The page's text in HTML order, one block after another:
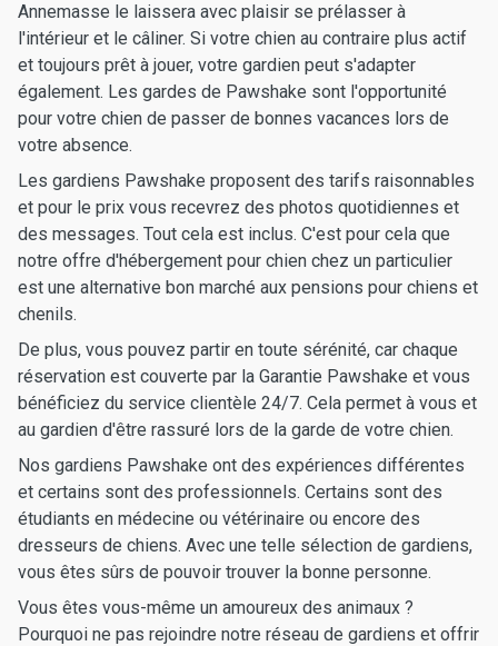
Annemasse le laissera avec plaisir se prélasser à
l'intérieur et le câliner. Si votre chien au contraire plus actif
et toujours prêt à jouer, votre gardien peut s'adapter
également. Les gardes de Pawshake sont l'opportunité
pour votre chien de passer de bonnes vacances lors de
votre absence.
Les gardiens Pawshake proposent des tarifs raisonnables
et pour le prix vous recevrez des photos quotidiennes et
des messages. Tout cela est inclus. C'est pour cela que
notre offre d'hébergement pour chien chez un particulier
est une alternative bon marché aux pensions pour chiens et
chenils.
De plus, vous pouvez partir en toute sérénité, car chaque
réservation est couverte par la Garantie Pawshake et vous
bénéficiez du service clientèle 24/7. Cela permet à vous et
au gardien d'être rassuré lors de la garde de votre chien.
Nos gardiens Pawshake ont des expériences différentes
et certains sont des professionnels. Certains sont des
étudiants en médecine ou vétérinaire ou encore des
dresseurs de chiens. Avec une telle sélection de gardiens,
vous êtes sûrs de pouvoir trouver la bonne personne.
Vous êtes vous-même un amoureux des animaux ?
Pourquoi ne pas rejoindre notre réseau de gardiens et offrir